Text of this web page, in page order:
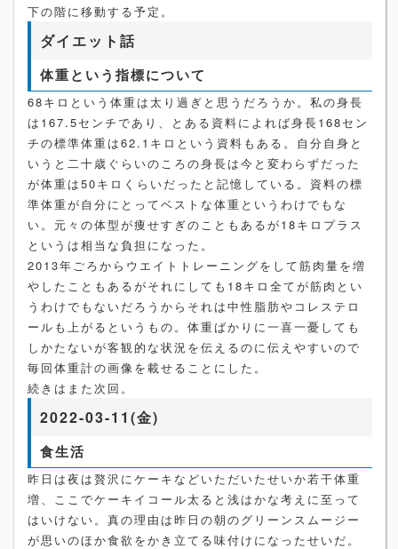
下の階に移動する予定。
ダイエット話
体重という指標について
68キロという体重は太り過ぎと思うだろうか。私の身長
は167.5センチであり、とある資料によれば身長168セン
チの標準体重は62.1キロという資料もある。自分自身と
いうと二十歳ぐらいのころの身長は今と変わらずだった
が体重は50キロくらいだったと記憶している。資料の標
準体重が自分にとってベストな体重というわけでもな
い。元々の体型が痩せすぎのこともあるが18キロプラス
というは相当な負担になった。
2013年ごろからウエイトトレーニングをして筋肉量を増
やしたこともあるがそれにしても18キロ全てが筋肉とい
うわけでもないだろうからそれは中性脂肪やコレステロ
ールも上がるというもの。体重ばかりに一喜一憂しても
しかたないが客観的な状況を伝えるのに伝えやすいので
毎回体重計の画像を載せることにした。
続きはまた次回。
2022-03-11(金)
食生活
昨日は夜は贅沢にケーキなどいただいたせいか若干体重
増、ここでケーキイコール太ると浅はかな考えに至って
はいけない。真の理由は昨日の朝のグリーンスムージー
が思いのほか食欲をかき立てる味付けになったせいだ。